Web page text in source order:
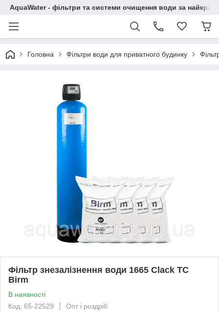
AquaWater - фільтри та системи очищення води за
Головна Фільтри води для приватного будинку
Фільтр знезалізнення води 1665 Clack TC
Birm
В наявності
Код: 65-22529
Опт і роздріб